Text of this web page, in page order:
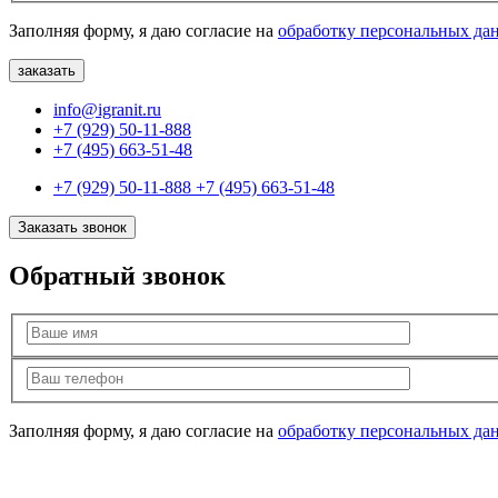
Заполняя форму, я даю согласие на обработку персональных
info@igranit.ru
+7 (929) 50-11-888
+7 (495) 663-51-48
+7 (929) 50-11-888 +7 (495) 663-51-48
Заказать звонок
Обратный звонок
Заполняя форму, я даю согласие на обработку персональных